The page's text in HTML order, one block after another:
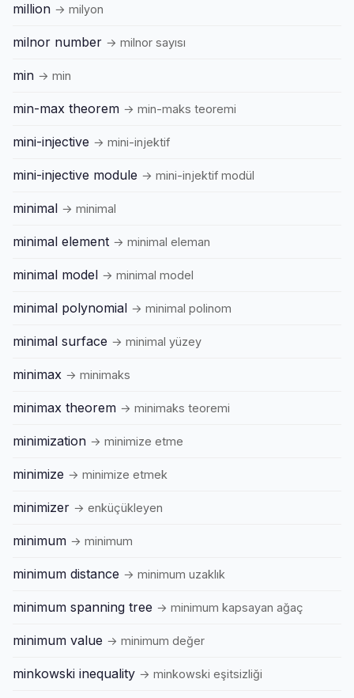
million → milyon
milnor number → milnor sayısı
min → min
min-max theorem → min-maks teoremi
mini-injective → mini-injektif
mini-injective module → mini-injektif modül
minimal → minimal
minimal element → minimal eleman
minimal model → minimal model
minimal polynomial → minimal polinom
minimal surface → minimal yüzey
minimax → minimaks
minimax theorem → minimaks teoremi
minimization → minimize etme
minimize → minimize etmek
minimizer → enküçükleyen
minimum → minimum
minimum distance → minimum uzaklık
minimum spanning tree → minimum kapsayan ağaç
minimum value → minimum değer
minkowski inequality → minkowski eşitsizliği